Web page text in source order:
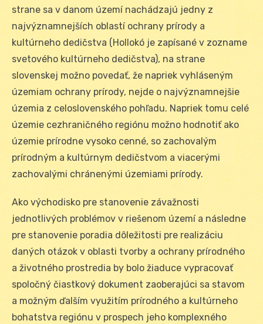
strane sa v danom území nachádzajú jedny z
najvýznamnejších oblastí ochrany prírody a
kultúrneho dedičstva (Hollokó je zapísané v zozname
svetového kultúrneho dedičstva), na strane
slovenskej možno povedať, že napriek vyhláseným
územiam ochrany prírody, nejde o najvýznamnejšie
územia z celoslovenského pohľadu. Napriek tomu celé
územie cezhraničného regiónu možno hodnotiť ako
územie prírodne vysoko cenné, so zachovalým
prírodným a kultúrnym dedičstvom a viacerými
zachovalými chránenými územiami prírody.
Ako východisko pre stanovenie závažnosti
jednotlivých problémov v riešenom území a následne
pre stanovenie poradia dôležitosti pre realizáciu
daných otázok v oblasti tvorby a ochrany prírodného
a životného prostredia by bolo žiaduce vypracovať
spoločný čiastkový dokument zaoberajúci sa stavom
a možným ďalším využitím prírodného a kultúrneho
bohatstva regiónu v prospech jeho komplexného